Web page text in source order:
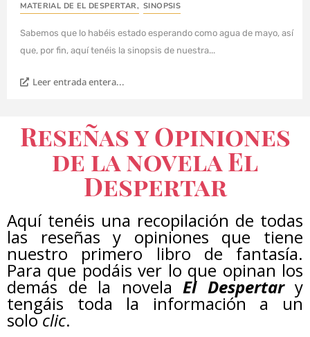
MATERIAL DE EL DESPERTAR, SINOPSIS
Sabemos que lo habéis estado esperando como agua de mayo, así
que, por fin, aquí tenéis la sinopsis de nuestra...
Leer entrada entera...
Reseñas y Opiniones
de la novela El
Despertar
Aquí tenéis una recopilación de todas
las reseñas y opiniones que tiene
nuestro primero libro de fantasía.
Para que podáis ver lo que opinan los
demás de la novela El Despertary
tengáis toda la información a un
soloclic.